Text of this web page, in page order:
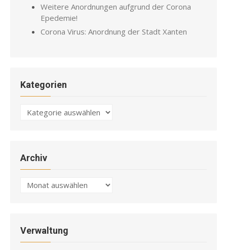
Weitere Anordnungen aufgrund der Corona
Epedemie!
Corona Virus: Anordnung der Stadt Xanten
Kategorien
Kategorien
Archiv
Archiv
Verwaltung